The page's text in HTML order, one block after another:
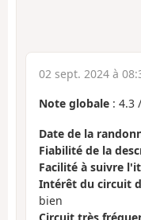
02 sept. 2024 à
Note globale : 4.3 /
Date de la
Fiabilité de la
Facilité à suivre
Intérêt du circuit
bien